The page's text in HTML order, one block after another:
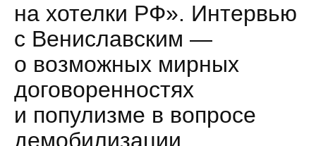
на хотелки РФ». Интервью
с Вениславским —
о возможных мирных
договоренностях
и популизме в вопросе
демобилизации